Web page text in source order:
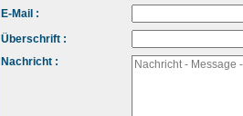
E-Mail :
Überschrift :
Nachricht :